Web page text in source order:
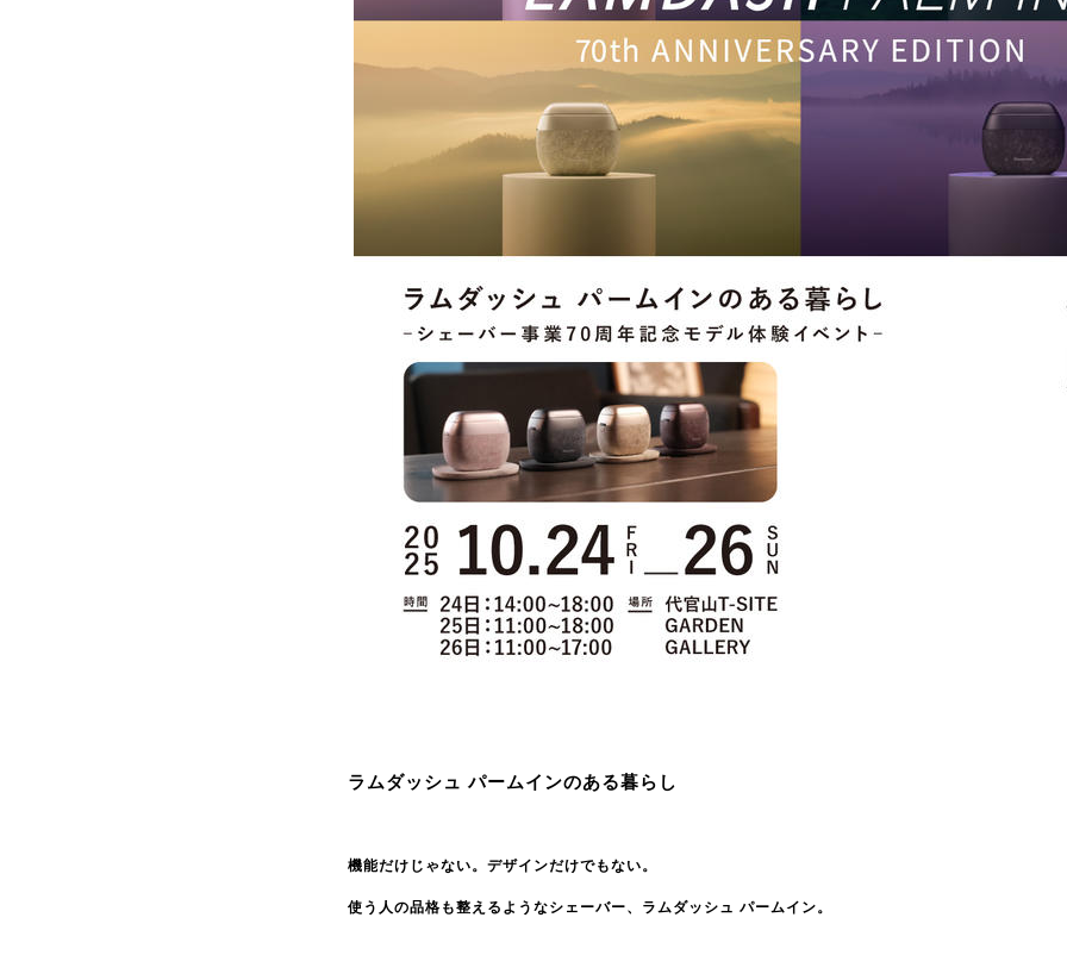
ラムダッシュ パームインのある暮らし
機能だけじゃない。デザインだけでもない。
使う人の品格も整えるようなシェーバー、ラムダッシュ パームイン。